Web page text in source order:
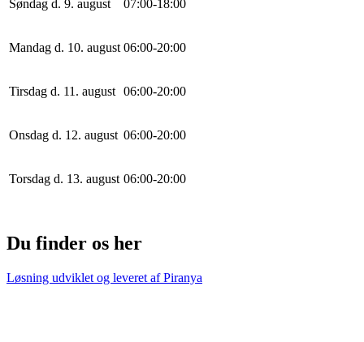
Søndag d. 9. august 07:00-18:00
Mandag d. 10. august 06:00-20:00
Tirsdag d. 11. august 06:00-20:00
Onsdag d. 12. august 06:00-20:00
Torsdag d. 13. august 06:00-20:00
Du finder os her
Løsning udviklet og leveret afPiranya